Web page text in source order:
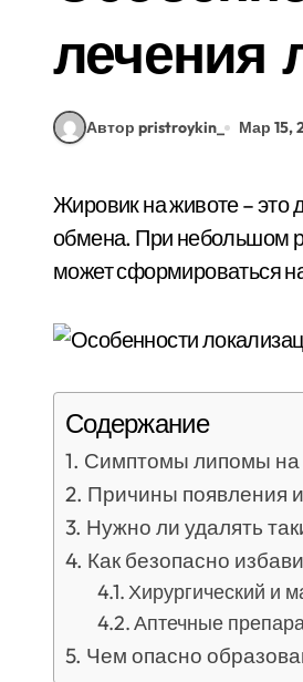
лечения
Автор pristroykin_ Мар 15,
Жировик на животе – это доброкачественное образование, вызванное нарушением липидного
обмена. При небольшом
может сформироваться
Содержание
Симптомы липомы на
Причины появления
Нужно ли удалять
Как безопасно
Хирургический и
Аптечные
Чем опасно